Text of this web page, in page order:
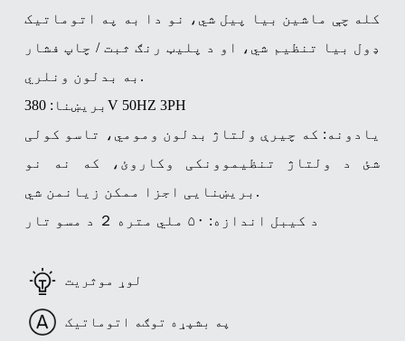
کله چې ماشین بیا پیل شي، نو دا به په اتوماتيک
ډول بیا تنظیم شي، او د پلیټ رنګ ثبت / چاپ فشار
به بدلون ونلري.
بریښنا: 380V 50HZ 3PH
یادونه: که چیرې ولتاژ بدلون ومومي، تاسو کولی
شئ د ولتاژ تنظیموونکی وکاروئ، که نه نو
بریښنایی اجزا ممکن زیانمن شي.
د کیبل اندازه: ۵۰ ملي متره ２ د مسو تار
لوړ موثریت
په بشپړه توګه اتوماتیک